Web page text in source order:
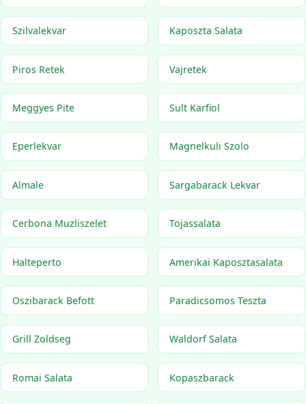
Szilvalekvar Kaposzta Salata
Piros Retek Vajretek
Meggyes Pite Sult Karfiol
Eperlekvar Magnelkuli Szolo
Almale Sargabarack Lekvar
Cerbona Muzliszelet Tojassalata
Halteperto Amerikai Kaposztasalata
Oszibarack Befott Paradicsomos Teszta
Grill Zoldseg Waldorf Salata
Romai Salata Kopaszbarack